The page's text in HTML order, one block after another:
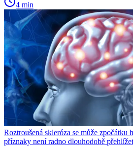
4 min
Roztroušená skleróza se může zpočátku
příznaky není radno dlouhodobě přehlížet